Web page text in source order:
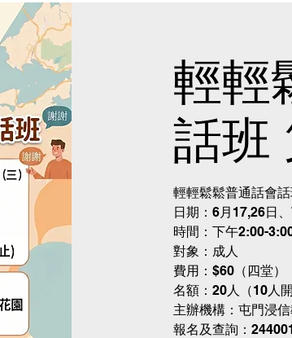
輕輕
話班
輕輕鬆鬆普通話會
日期：6月17,26日
時間：下午2:00-
對象：成人
費用：$60（四堂）
名額：20人（10人
主辦機構：屯門浸
報名及查詢：